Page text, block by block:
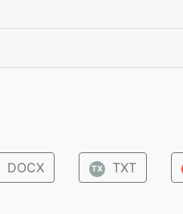
DOCX TX TXT